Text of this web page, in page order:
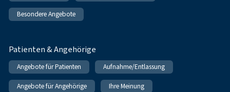
Besondere Angebote
Patienten & Angehörige
Angebote für Patienten Aufnahme/Entlassung
Angebote für Angehörige Ihre Meinung